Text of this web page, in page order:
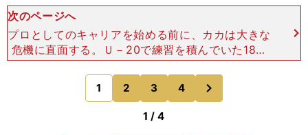
次のページへ
プロとしてのキャリアを始める前に、カカは大きな
危機に直面する。Ｕ－20で練習を積んでいた18歳
のとき、休暇中にプールで遊んでいて、頭をプール
の底に強く打ちつけて脊椎を損傷。「僕はまたサッ
カーができるん
1 2 3 4
のページへ
1 / 4